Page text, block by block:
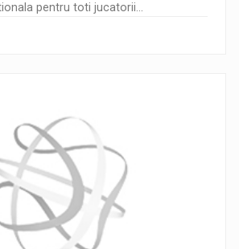
pentru toti jucatorii...